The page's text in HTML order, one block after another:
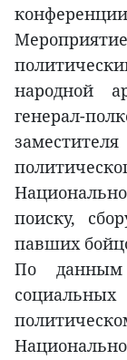
народной
генерал-
поиску,
павших
По данным